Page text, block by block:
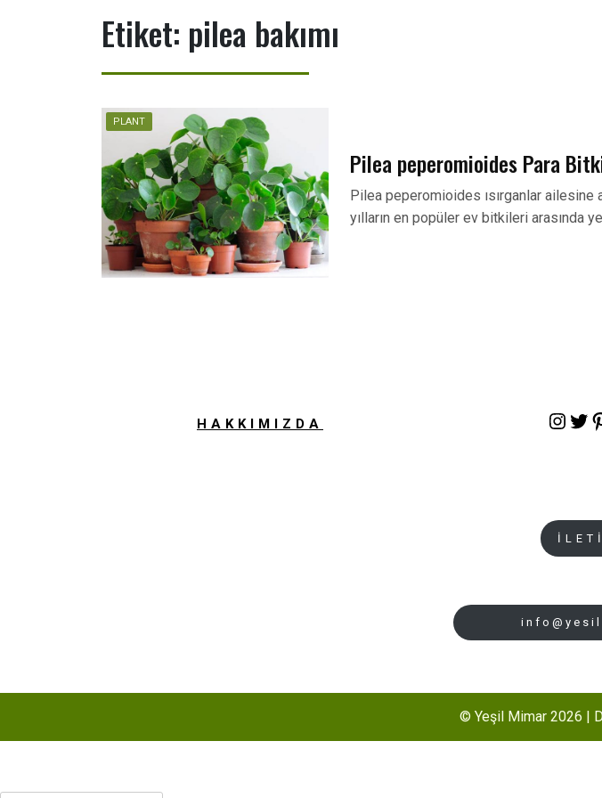
Etiket: pilea bakımı
PLANT
Pilea peperomioides Para
Pilea peperomioides ısırganlar
yılların en popüler ev bitkileri arasında
HAKKIMIZDA
© Yeşil Mimar 2026 |